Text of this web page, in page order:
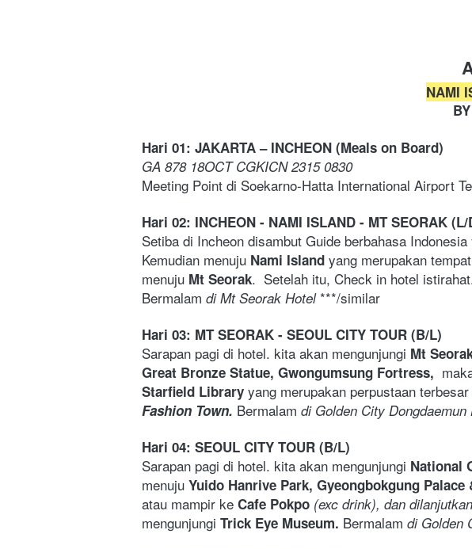
NAMI
Hari 01: JAKARTA – INCHEON (Meals on Board)
GA 878 18OCT CGKICN 2315 0830
Meeting Point di Soekarno-Hatta International Airport
Hari 02: INCHEON - NAMI ISLAND - MT SEORAK (L/
Setiba di Incheon disambut Guide berbahasa
Kemudian menuju Nami Island yang merupakan
menuju Mt Seorak.  Setelah itu, Check in hotel
Bermalam di Mt Seorak Hotel ***/similar
Hari 03: MT SEORAK - SEOUL CITY TOUR (B/L)
Sarapan pagi di hotel. kita akan mengunjungi Mt
Great Bronze Statue, Gwongumsung Fortress,
Starfield Library yang merupakan perpustaan
Fashion Town. Bermalam di Golden City Dongdaemun
Hari 04: SEOUL CITY TOUR (B/L)
Sarapan pagi di hotel. kita akan mengunjungi National
menuju Yuido Hanrive Park, Gyeongbokgung
atau mampir ke Cafe Pokpo (exc drink), dan
mengunjungi Trick Eye Museum. Bermalam di Golden